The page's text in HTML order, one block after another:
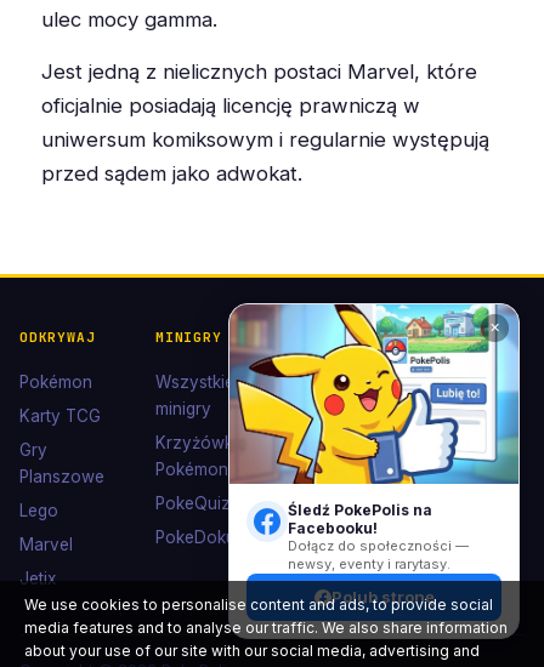
ulec mocy gamma.
Jest jedną z nielicznych postaci Marvel, które
oficjalnie posiadają licencję prawniczą w
uniwersum komiksowym i regularnie występują
przed sądem jako adwokat.
ODKRYWAJ
Pokémon
Karty TCG
Gry
Planszowe
Lego
Marvel
Jetix
MINIGRY
Wszystkie
minigry
Krzyżówki
Pokémon
PokeQuiz
PokeDoku
POKÉDEX I
KOLEKCJE
Pokédex
Ewolucje
Eevee
Kolekcje
Kolorowanki
POMOC I
KONTAKT
Kontakt
Wsparcie
Polub nas
✕
Śledź PokePolis na
Facebooku!
Dołącz do społeczności —
newsy, eventy i rarytasy.
Polub stronę
We use cookies to personalise content and ads, to provide social
media features and to analyse our traffic. We also share information
about your use of our site with our social media, advertising and